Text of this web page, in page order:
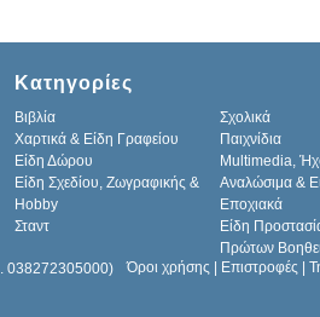
Κατηγορίες
Βιβλία
Σχολικά
Χαρτικά & Είδη Γραφείου
Παιχνίδια
Είδη Δώρου
Multimedia,
Είδη Σχεδίου, Ζωγραφικής &
Hobby
Αναλώσιμα &
Εποχιακά
Σταντ
Είδη
Πρώτων
038272305000)
Όροι χρήσης Επιστροφές